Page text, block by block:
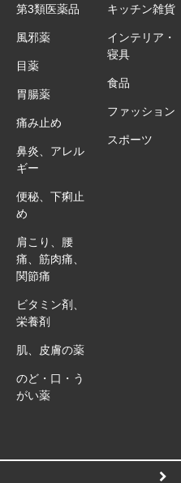
第3類医薬品
風邪薬
目薬
胃腸薬
痛み止め
鼻炎、アレル
ギー
便秘、下痢止
め
肩こり、腰
痛、筋肉痛、
関節痛
ビタミン剤、
栄養剤
肌、皮膚の薬
のど・口・う
がい薬
キッチン雑貨
インテリア・
寝具
食品
ファッション
スポーツ